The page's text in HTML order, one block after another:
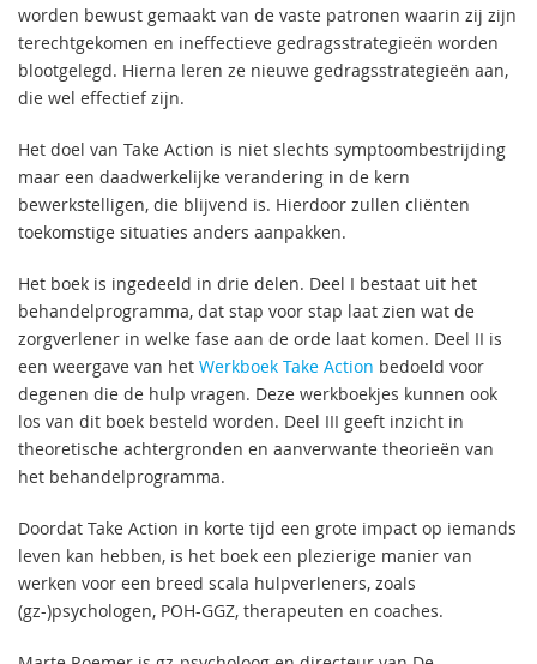
worden bewust gemaakt van de vaste patronen waarin zij zijn
terechtgekomen en ineffectieve gedragsstrategieën worden
blootgelegd. Hierna leren ze nieuwe gedragsstrategieën aan,
die wel effectief zijn.
Het doel van Take Action is niet slechts symptoombestrijding
maar een daadwerkelijke verandering in de kern
bewerkstelligen, die blijvend is. Hierdoor zullen cliënten
toekomstige situaties anders aanpakken.
Het boek is ingedeeld in drie delen. Deel I bestaat uit het
behandelprogramma, dat stap voor stap laat zien wat de
zorgverlener in welke fase aan de orde laat komen. Deel II is
een weergave van het Werkboek Take Action bedoeld voor
degenen die de hulp vragen. Deze werkboekjes kunnen ook
los van dit boek besteld worden. Deel III geeft inzicht in
theoretische achtergronden en aanverwante theorieën van
het behandelprogramma.
Doordat Take Action in korte tijd een grote impact op iemands
leven kan hebben, is het boek een plezierige manier van
werken voor een breed scala hulpverleners, zoals
(gz-)psychologen, POH-GGZ, therapeuten en coaches.